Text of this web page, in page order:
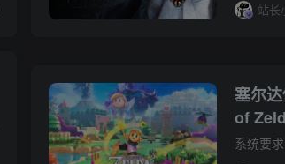
站长
塞尔
of
文 本